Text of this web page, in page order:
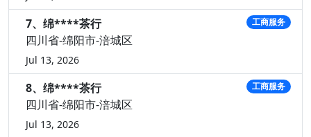
7、绵****茶行
四川省-绵阳市-涪城区
Jul 13, 2026
工商服务
8、绵****茶行
四川省-绵阳市-涪城区
Jul 13, 2026
工商服务